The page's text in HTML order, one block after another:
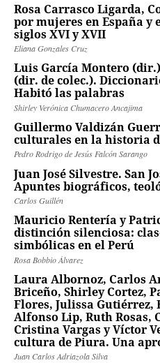
Rosa Carrasco Ligarda,
por mujeres en España y
siglos XVI y XVII
Eliana Gonzales Cruz
Luis García Montero
(dir. de colec.).
Habitó las palabras
Shirley Verónica Chumacero Ancajima
Guillermo Valdizán
culturales en la historia
Pedro Rodrigo de Jesús Falcón Sarango
Juan José Silvestre. San
Apuntes biográficos,
Carlos Guillén
Mauricio Rentería y
distinción silenciosa:
simbólicas en el Perú
Rosa Bobbio Álvarez
Laura Albornoz, Carlos
Briceño, Shirley Cortez,
Flores, Julissa Gutiérrez,
Alfonso Lip, Ruth Rosas,
Cristina Vargas y Víctor
cultura de Piura. Una
Juan Carlos Adriazola Silva